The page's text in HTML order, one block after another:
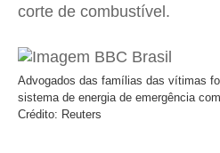
corte de combustível.
Advogados das famílias das vítimas
sistema de energia de emergência
Crédito: Reuters